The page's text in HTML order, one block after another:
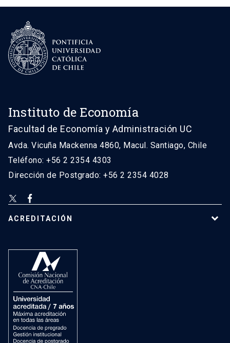
Instituto de Economía
Facultad de Economía y Administración UC
Avda. Vicuña Mackenna 4860, Macul. Santiago, Chile
Teléfono: +56 2 2354 4303
Dirección de Postgrado: +56 2 2354 4028
ACREDITACIÓN